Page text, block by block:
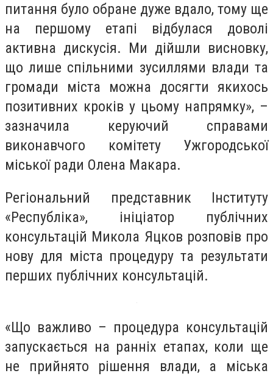
питання було обране дуже вдало, тому ще
на першому етапі відбулася доволі
активна дискусія. Ми дійшли висновку,
що лише спільними зусиллями влади та
громади міста можна досягти якихось
позитивних кроків у цьому напрямку», –
зазначила керуючий справами
виконавчого комітету Ужгородської
міської ради Олена Макара.
Регіональний представник Інституту
«Республіка», ініціатор публічних
консультацій Микола Яцков розповів про
нову для міста процедуру та результати
перших публічних консультацій.
«Що важливо – процедура консультацій
запускається на ранніх етапах, коли ще
не прийнято рішення влади, а міська